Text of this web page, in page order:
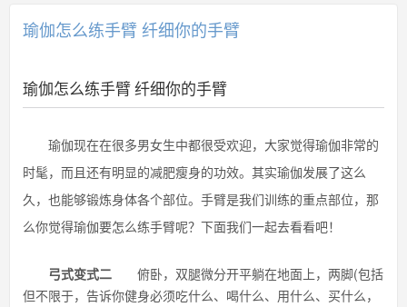
瑜伽怎么练手臂 纤细你的手臂
瑜伽怎么练手臂 纤细你的手臂
瑜伽现在在很多男女生中都很受欢迎，大家觉得瑜伽非常的
时髦，而且还有明显的减肥瘦身的功效。其实瑜伽发展了这么
久，也能够锻炼身体各个部位。手臂是我们训练的重点部位，那
么你觉得瑜伽要怎么练手臂呢？下面我们一起去看看吧！
弓式变式二 俯卧，双腿微分开平躺在地面上，两脚(包括
但不限于，告诉你健身必须吃什么、喝什么、用什么、买什么，